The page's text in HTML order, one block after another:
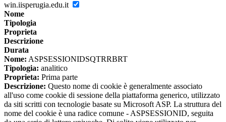
win.iisperugia.edu.it
Nome
Tipologia
Proprieta
Descrizione
Durata
Nome: ASPSESSIONIDSQTRRBRT
Tipologia: analitico
Proprieta: Prima parte
Descrizione: Questo nome di cookie è generalmente associato
all'uso come cookie di sessione della piattaforma generico, utilizzato
da siti scritti con tecnologie basate su Microsoft ASP. La struttura del
nome del cookie è una radice comune - ASPSESSIONID, seguita